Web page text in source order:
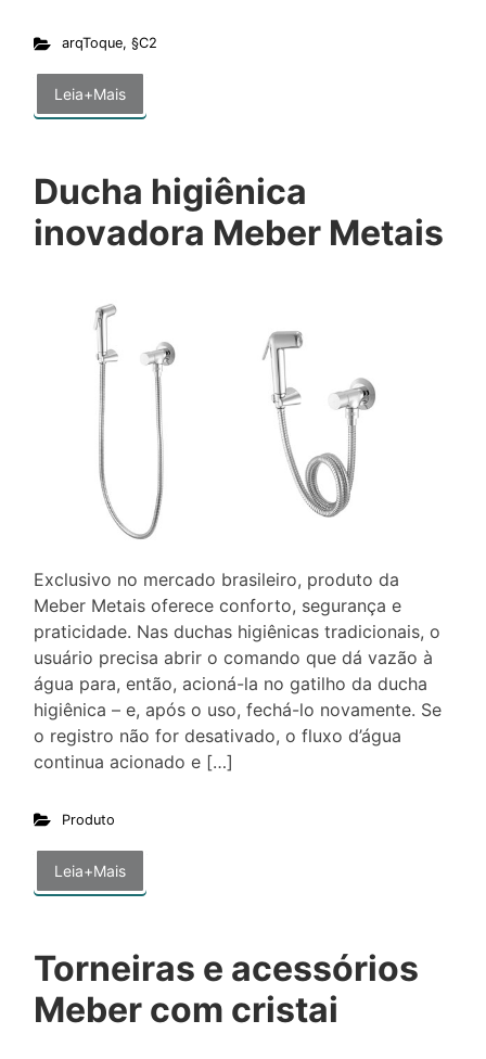
arqToque, §C2
Leia+Mais
Ducha higiênica
inovadora Meber Metais
Exclusivo no mercado brasileiro, produto da
Meber Metais oferece conforto, segurança e
praticidade. Nas duchas higiênicas tradicionais, o
usuário precisa abrir o comando que dá vazão à
água para, então, acioná-la no gatilho da ducha
higiênica – e, após o uso, fechá-lo novamente. Se
o registro não for desativado, o fluxo d’água
continua acionado e […]
Produto
Leia+Mais
Torneiras e acessórios
Meber com cristai